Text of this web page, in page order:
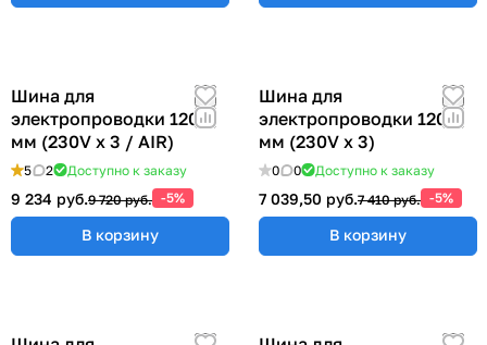
Шина для
электропроводки 1200
мм (230V x 3 / AIR)
5 2 Доступно к заказу
9 234 руб.9 720 руб. -5%
В корзину
Шина для
электропроводки 1200
мм (230V x 3)
0 0 Доступно к заказу
7 039,50 руб.7 410 руб. -5%
В корзину